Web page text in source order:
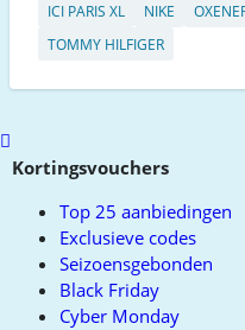
ICI PARIS XL
NIKE
TOMMY HILFIGER
Scroll
toKortingsvouchers
Top 25 aanbiedingen
Exclusieve codes
Seizoensgebonden
Black Friday
Cyber Monday